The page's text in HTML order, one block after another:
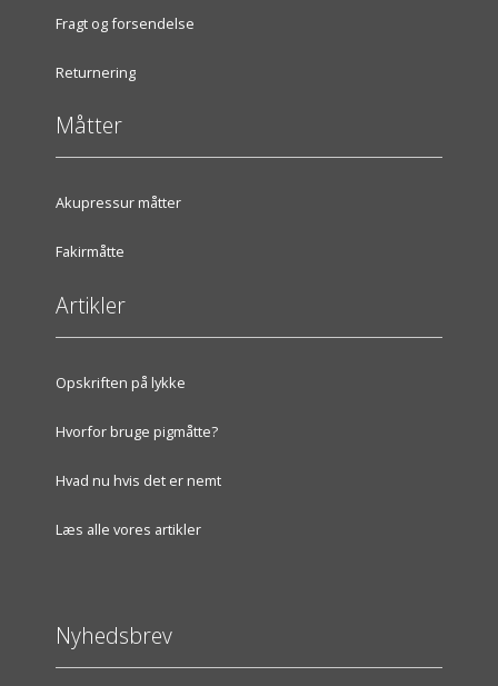
Fragt og forsendelse
Returnering
Måtter
Akupressur måtter
Fakirmåtte
Artikler
Opskriften på lykke
Hvorfor bruge pigmåtte?
Hvad nu hvis det er nemt
Læs alle vores artikler
Nyhedsbrev